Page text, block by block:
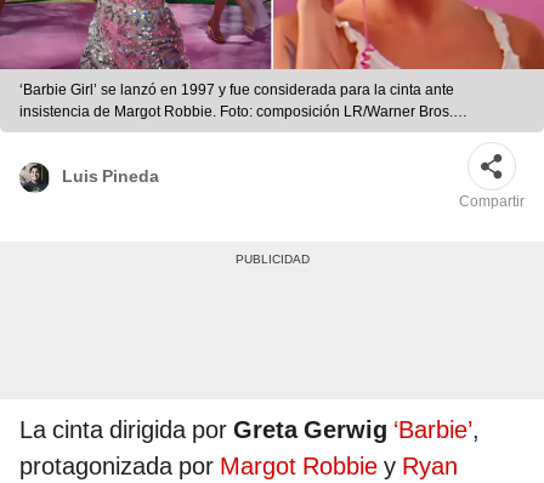
‘Barbie Girl’ se lanzó en 1997 y fue considerada para la cinta ante
insistencia de Margot Robbie. Foto: composición LR/Warner Bros.
Pictures/Universal Music
Luis Pineda
Compartir
La cinta dirigida por Greta Gerwig ‘Barbie’,
protagonizada por Margot Robbie y Ryan